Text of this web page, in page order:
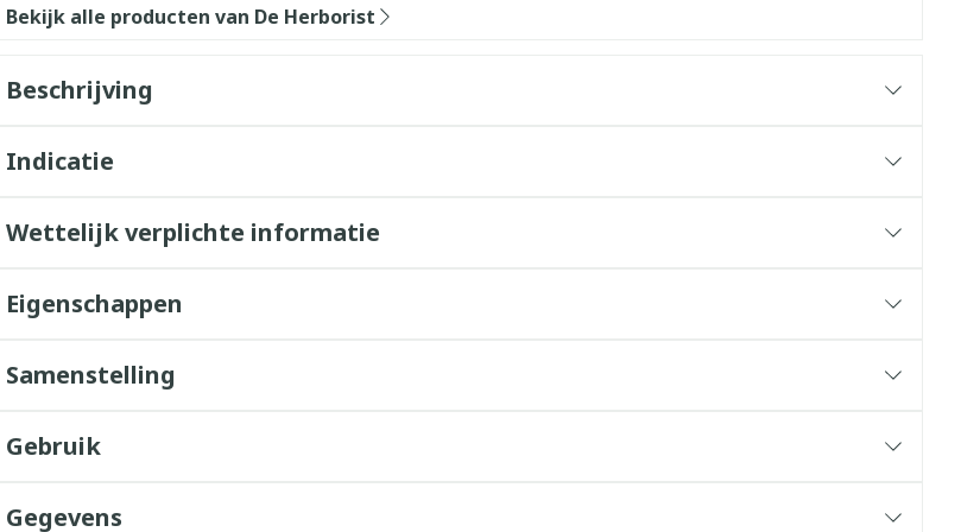
Bekijk alle producten van De Herborist
Beschrijving
Indicatie
Wettelijk verplichte informatie
Eigenschappen
Samenstelling
Gebruik
Gegevens